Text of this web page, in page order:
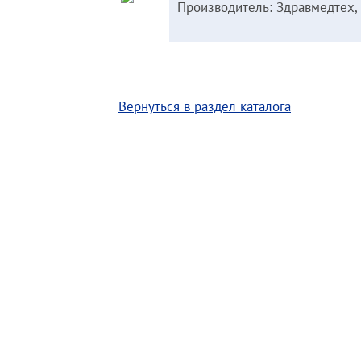
Производитель: Здравмедтех,
Вернуться в раздел каталога